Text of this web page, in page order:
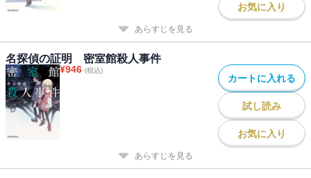
お気に入り
あらすじを見る
名探偵の証明 密室館殺人事件
¥946 (税込)
カートに入れる
試し読み
お気に入り
あらすじを見る